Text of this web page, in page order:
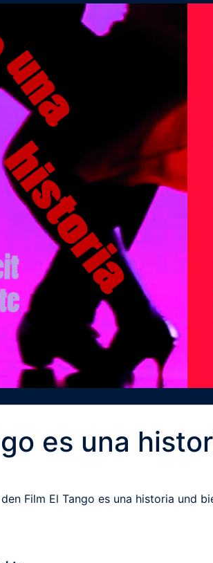
es una
Film El Tango es una historia und